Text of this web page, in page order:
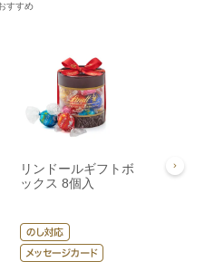
すすめ
リンドールギフトボ
ックス 8個入
リ